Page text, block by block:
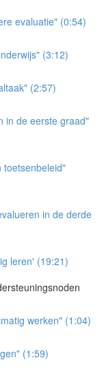
evaluatie" (0:54)
(3:12)
(2:57)
in de eerste graad"
toetsenbeleid"
in de derde
leren' (19:21)
werken" (1:04)
(1:59)